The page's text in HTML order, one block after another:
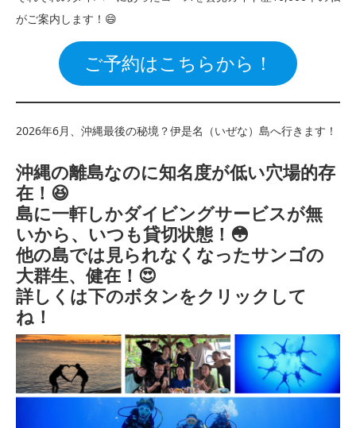
がご案内します！😄
ご予約はこちらから！
2026年6月、沖縄最後の秘境？伊是名（いぜな）島へ行きます！
沖縄の離島なのに知名度が低い穴場的存
在！😆
島に一軒しかダイビングサービスが無
いから、いつも貸切状態！😳
他の島では見られなくなったサンゴの
大群生、健在！😍
詳しくは下のボタンをクリックして
ね！